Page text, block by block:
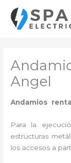
contenido
Angel
Andamios renta
Para la
estructuras
los accesos a